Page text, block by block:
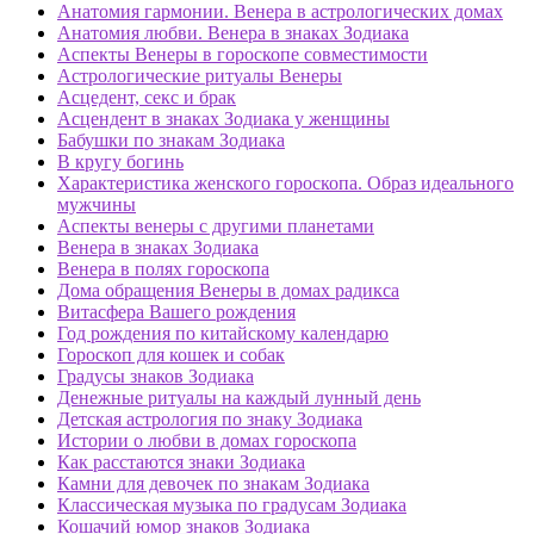
Анатомия гармонии. Венера в астрологических домах
Анатомия любви. Венера в знаках Зодиака
Аспекты Венеры в гороскопе совместимости
Астрологические ритуалы Венеры
Асцедент, секс и брак
Асцендент в знаках Зодиака у женщины
Бабушки по знакам Зодиака
В кругу богинь
Характеристика женского гороскопа. Образ идеального
мужчины
Аспекты венеры с другими планетами
Венера в знаках Зодиака
Венера в полях гороскопа
Дома обращения Венеры в домах радикса
Витасфера Вашего рождения
Год рождения по китайскому календарю
Гороскоп для кошек и собак
Градусы знаков Зодиака
Денежные ритуалы на каждый лунный день
Детская астрология по знаку Зодиака
Истории о любви в домах гороскопа
Как расстаются знаки Зодиака
Камни для девочек по знакам Зодиака
Классическая музыка по градусам Зодиака
Кошачий юмор знаков Зодиака